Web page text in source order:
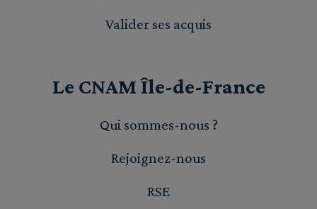
Valider ses acquis
Le CNAM Île-de-France
Qui sommes-nous ?
Rejoignez-nous
RSE